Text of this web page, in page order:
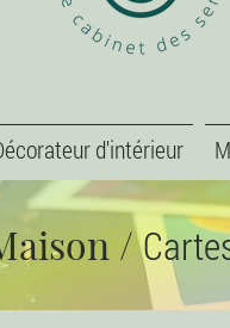
d'intérieur
/